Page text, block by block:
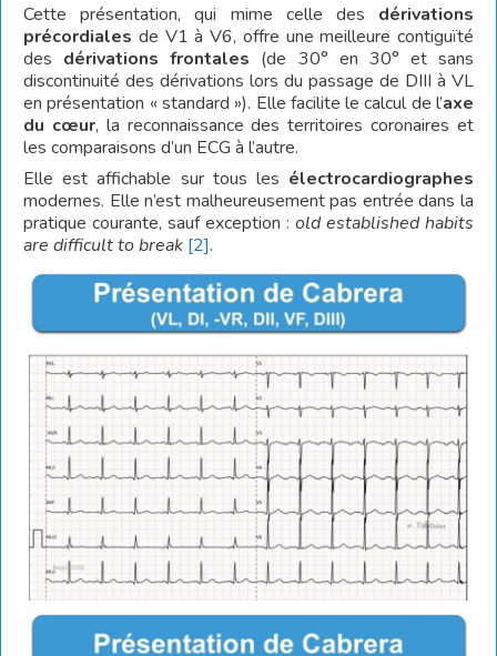
Cette présentation, qui mime celle des dérivations
précordiales de V1 à V6, offre une meilleure contiguïté
des dérivations frontales (de 30° en 30° et sans
discontinuité des dérivations lors du passage de DIII à VL
en présentation « standard »). Elle facilite le calcul de l’axe
du cœur, la reconnaissance des territoires coronaires et
les comparaisons d’un ECG à l’autre.
Elle est affichable sur tous les électrocardiographes
modernes. Elle n’est malheureusement pas entrée dans la
pratique courante, sauf exception : old established habits
are difficult to break [2].